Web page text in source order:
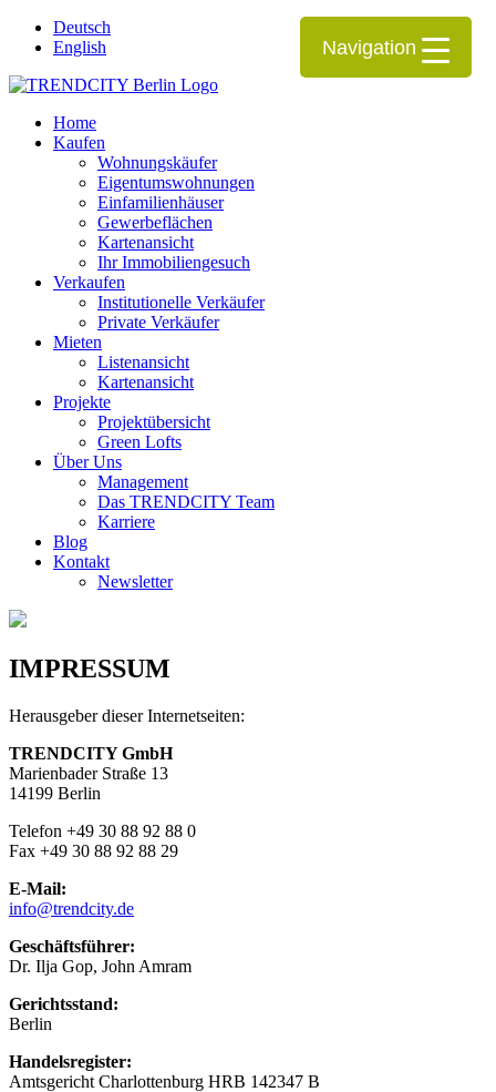
Deutsch
English
Home
Kaufen
Wohnungskäufer
Eigentumswohnungen
Einfamilienhäuser
Gewerbeflächen
Kartenansicht
Ihr Immobiliengesuch
Verkaufen
Institutionelle Verkäufer
Private Verkäufer
Mieten
Listenansicht
Kartenansicht
Projekte
Projektübersicht
Green Lofts
Über Uns
Management
Das TRENDCITY Team
Karriere
Blog
Kontakt
Newsletter
IMPRESSUM
Herausgeber dieser Internetseiten:
TRENDCITY GmbH
Marienbader Straße 13
14199 Berlin
Telefon +49 30 88 92 88 0
Fax +49 30 88 92 88 29
E-Mail:
info@trendcity.de
Geschäftsführer:
Dr. Ilja Gop, John Amram
Gerichtsstand:
Berlin
Handelsregister:
Amtsgericht Charlottenburg HRB 142347 B
Navigation